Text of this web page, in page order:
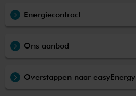
Energiecontract
Ons aanbod
Overstappen naar easyEnergy